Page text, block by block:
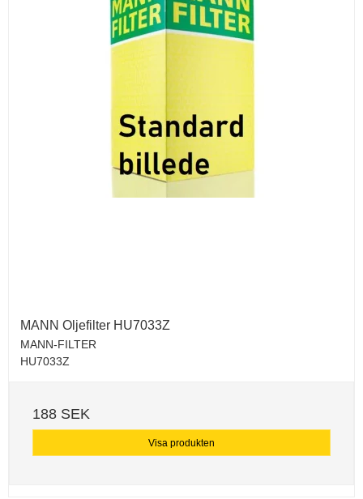
MANN Oljefilter HU7033Z
MANN-FILTER
HU7033Z
188 SEK
Visa produkten